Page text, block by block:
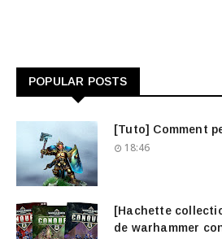
POPULAR POSTS
[Tuto] Comment
18:46
[Hachette
de warhammer